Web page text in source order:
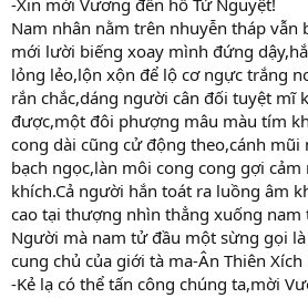
Nam nhân nằm trên nhuyễn tháp vẫn
mới lười biếng xoay mình đứng
lỏng lẻo,lộn xộn để lộ cơ ngực trắng
rắn chắc,dáng người cân đối tuyệt mĩ
được,một đôi phượng mâu màu tím
cong dài cũng cử động theo,cánh
bạch ngọc,làn môi cong cong gợi
khích.Cả người hắn toát ra luồng âm
cao tại thượng nhìn thẳng xuống
Người mà nam tử đầu một sừng gọi
cung chủ của giới tà ma-Ân Thiên Xích
-Kẻ lạ có thể tấn công chúng ta,mời